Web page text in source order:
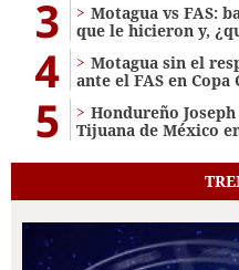
3
Motagua vs FAS:
que le hicieron y,
4
Motagua sin el
ante el FAS en
5
Hondureño
Tijuana de México